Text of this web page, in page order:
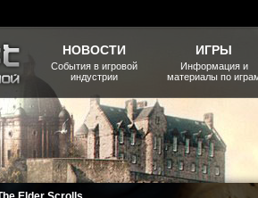
НОВОСТИ
События в игровой
индустрии
ИГРЫ
Информация и
материалы по